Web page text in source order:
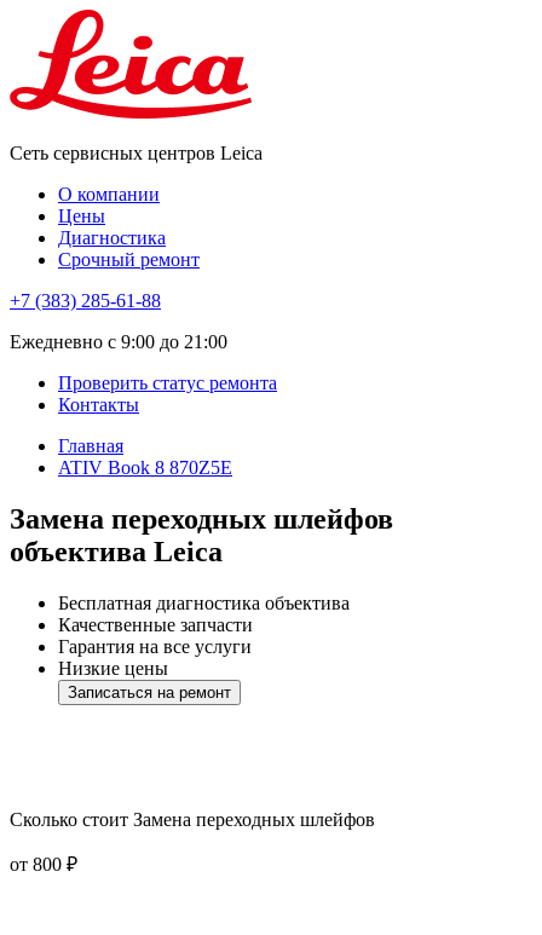
Сеть сервисных центров Leica
О компании
Цены
Диагностика
Срочный ремонт
+7 (383) 285-61-88
Eжедневно с 9:00 до 21:00
Проверить статус ремонта
Контакты
Главная
ATIV Book 8 870Z5E
Замена переходных шлейфов
объектива Leica
Бесплатная диагностика объектива
Качественные запчасти
Гарантия на все услуги
Низкие цены
Записаться на ремонт
Сколько стоит Замена переходных шлейфов
от 800 ₽